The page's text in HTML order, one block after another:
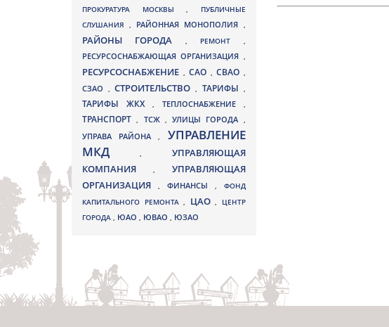
ПРОКУРАТУРА МОСКВЫ ,
ПУБЛИЧНЫЕ
СЛУШАНИЯ, РАЙОННАЯ МОНОПОЛИЯ ,
РАЙОНЫ ГОРОДА , РЕМОНТ ,
РЕСУРСОСНАБЖАЮЩАЯ ОРГАНИЗАЦИЯ ,
РЕСУРСОСНАБЖЕНИЕ , САО , СВАО ,
СЗАО ,СТРОИТЕЛЬСТВО, ТАРИФЫ ,
ТАРИФЫ ЖКХ , ТЕПЛОСНАБЖЕНИЕ ,
ТРАНСПОРТ, ТСЖ , УЛИЦЫ ГОРОДА ,
УПРАВА РАЙОНА, УПРАВЛЕНИЕ
МКД, УПРАВЛЯЮЩАЯ
КОМПАНИЯ
, УПРАВЛЯЮЩАЯ
ОРГАНИЗАЦИЯ
, ФИНАНСЫ , ФОНД
КАПИТАЛЬНОГО РЕМОНТА , ЦАО ,
ЦЕНТР
ГОРОДА , ЮАО , ЮВАО , ЮЗАО